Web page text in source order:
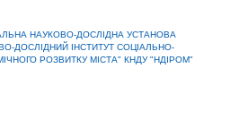
НАУКОВО-ДОСЛІДНА УСТАНОВА
ДОСЛІДНИЙ ІНСТИТУТ СОЦІАЛЬНО-
РОЗВИТКУ МІСТА" КНДУ "НДІРОМ"